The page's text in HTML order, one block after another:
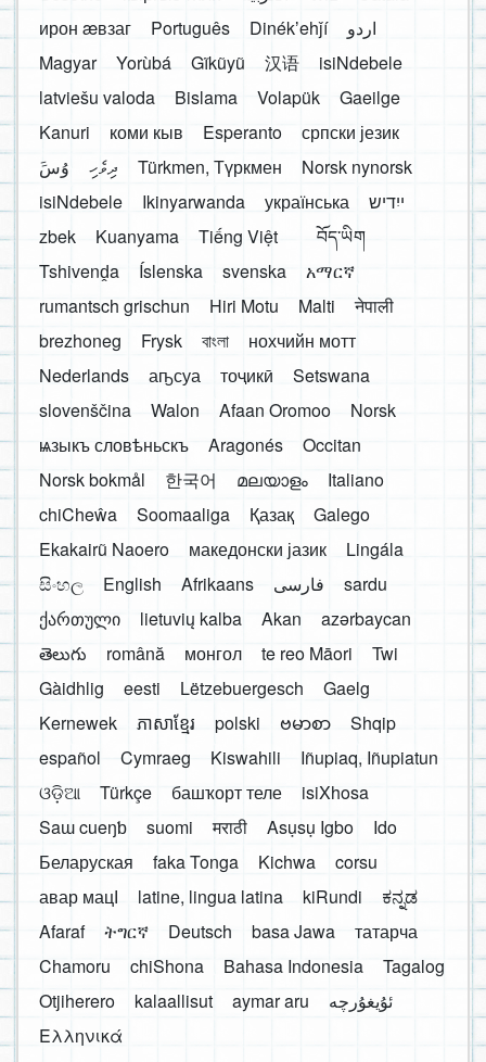
ирон æвзаг
Português Dinékʼehǰí
اردو
Magyar
Yorùbá Gĩkũyũ 汉语
isiNdebele
latviešu valoda
Bislama Volapük
Gaeilge
Kanuri
коми кыв Esperanto
српски језик
َوُسَ
ދިވެހި Türkmen, Түркмен
Norsk nynorsk
isiNdebele
Ikinyarwanda українська
ייִדיש
zbek
Kuanyama Tiếng Việt
བོད་ཡིག
Tshivenḓa
Íslenska svenska
አማርኛ
rumantsch grischun
Hiri Motu Malti
नेपाली
brezhoneg
Frysk বাংলা
нохчийн мотт
Nederlands
аҧсуа тоҷикӣ
Setswana
slovenščina
Walon Afaan Oromoo
Norsk
ѩзыкъ словѣньскъ
Aragonés
Occitan
Norsk bokmål
한국어 മലയാളം
Italiano
chiCheŵa
Soomaaliga Қазақ
Galego
Ekakairũ Naoero
македонски јазик
Lingála
සිංහල
English Afrikaans فارسی
sardu
ქართული
lietuvių kalba Akan
azərbaycan
తెలుగు
română монгол te reo Māori
Twi
Gàidhlig
eesti Lëtzebuergesch
Gaelg
Kernewek
ភាសាខ្មែរ polski ဗမာစာ
Shqip
español
Cymraeg Kiswahili
Iñupiaq, Iñupiatun
ଓଡ଼ିଆ
Türkçe башҡорт теле
isiXhosa
Saɯ cueŋƅ
suomi मराठी Asụsụ Igbo
Ido
Беларуская
faka Tonga Kichwa
corsu
авар мацӀ
latine, lingua latina kiRundi
ಕನ್ನಡ
Afaraf
ትግርኛ Deutsch basa Jawa
татарча
Chamoru
chiShona Bahasa Indonesia
Tagalog
Otjiherero
kalaallisut aymar aru
Ελληνικά